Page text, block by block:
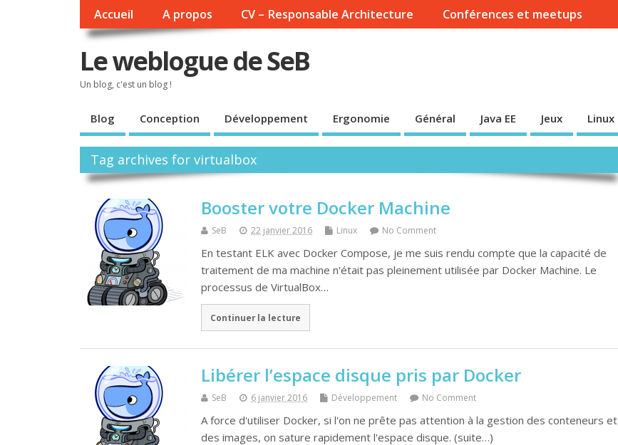
Accueil A propos CV – Responsable Architecture Conférences et meetups
Le weblogue de SeB
Un blog, c'est un blog !
Blog Conception Développement Ergonomie Général Java EE Jeux Linux
Tag archives for virtualbox
Booster votre Docker Machine
SeB 22 janvier 2016 Linux No Comment
En testant ELK avec Docker Compose, je me suis rendu compte que la capacité de
traitement de ma machine n'était pas pleinement utilisée par Docker Machine. Le
processus de VirtualBox…
Continuer la lecture
Libérer l’espace disque pris par Docker
SeB 6 janvier 2016 Développement No Comment
A force d'utiliser Docker, si l'on ne prête pas attention à la gestion des conteneurs et
des images, on sature rapidement l'espace disque. (suite…)